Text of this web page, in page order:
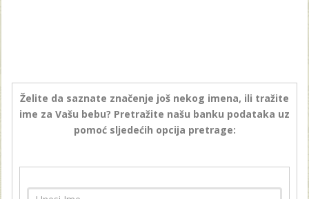
Želite da saznate značenje još nekog imena, ili tražite
ime za Vašu bebu? Pretražite našu banku podataka uz
pomoć sljedećih opcija pretrage: